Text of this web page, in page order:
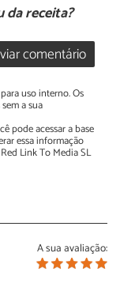
da receita?
comentário
uso interno. Os
a sua
pode acessar a base
essa informação
Link To Media SL
A sua avaliação: